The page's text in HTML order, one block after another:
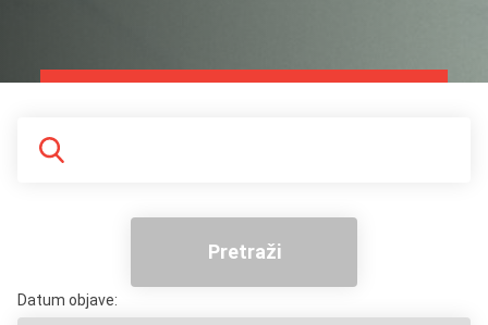
Pretraži
Datum objave: